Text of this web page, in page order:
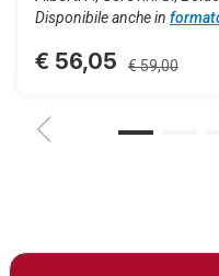
Disponibile anche in
€ 56,05 € 59,00